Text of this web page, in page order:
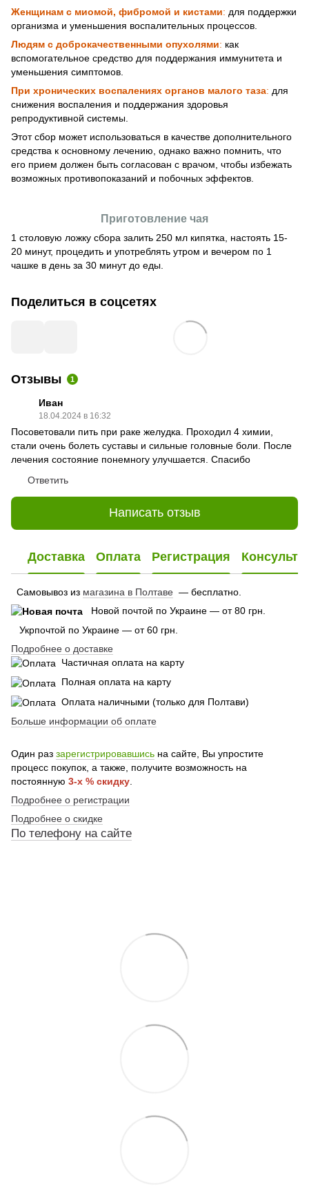
Женщинам с миомой, фибромой и кистами: для поддержки
организма и уменьшения воспалительных процессов.
Людям с доброкачественными опухолями: как
вспомогательное средство для поддержания иммунитета и
уменьшения симптомов.
При хронических воспалениях органов малого таза: для
снижения воспаления и поддержания здоровья
репродуктивной системы.
Этот сбор может использоваться в качестве дополнительного
средства к основному лечению, однако важно помнить, что
его прием должен быть согласован с врачом, чтобы избежать
возможных противопоказаний и побочных эффектов.
Приготовление чая
1 столовую ложку сбора залить 250 мл кипятка, настоять 15-
20 минут, процедить и употреблять утром и вечером по 1
чашке в день за 30 минут до еды.
Поделиться в соцсетях
Отзывы 1
Иван
18.04.2024 в 16:32
Посоветовали пить при раке желудка. Проходил 4 химии,
стали очень болеть суставы и сильные головные боли. После
лечения состояние понемногу улучшается. Спасибо
Ответить
Написать отзыв
Доставка Оплата Регистрация
Самовывоз из магазина в Полтаве — бесплатно.
Новой почтой по Украине — от 80 грн.
Укрпочтой по Украине — от 60 грн.
Подробнее о доставке
Частичная оплата на карту
Полная оплата на карту
Оплата наличными (только для Полтави)
Больше информации об оплате
Один раз зарегистрировавшись на сайте, Вы упростите
процесс покупок, а также, получите возможность на
постоянную 3-х % скидку
Подробнее о регистрации
Подробнее о скидке
По телефону на сайте